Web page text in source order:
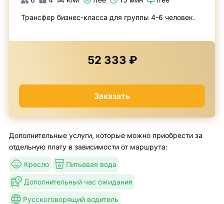
Трансфер бизнес-класса для группы 4-6 человек.
52 333 ₽
Заказать
Дополнительные услуги, которые можно приобрести за
отдельную плату в зависимости от маршрута:
Кресло Питьевая вода
Дополнительный час ожидания
Русскоговорящий водитель